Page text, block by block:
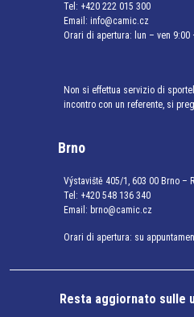
Tel: +420 222 015 300
Email: info@camic.cz
Orari di apertura: lun – ven 9:00
Non si effettua servizio di
incontro con un referente, si
Brno
Výstaviště 405/1, 603 00 Brno –
Tel: +420 548 136 340
Email: brno@camic.cz
Orari di apertura: su
Resta aggiornato sulle